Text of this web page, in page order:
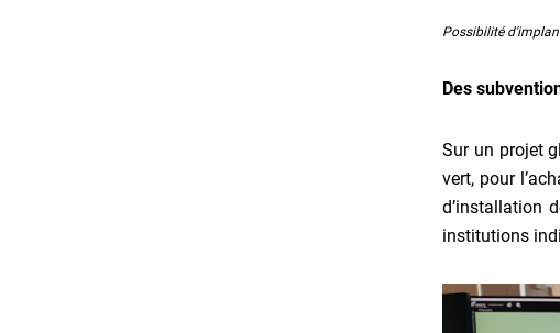
Possibilité
Des
Sur un projet
vert, pour
d’installation
institutions